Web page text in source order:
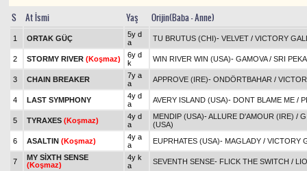
S At İsmi Yaş Orijin(Baba - Anne)
1 ORTAK GÜÇ
5y d
a
TU BRUTUS (CHI)- VELVET / VICTORY
2 STORMY RIVER (Koşmaz)
6y d
k
WIN RIVER WIN (USA)- GAMOVA/ SRI
3 CHAIN BREAKER
7y a
a
APPROVE (IRE)- ONDÖRTBAHAR /
4 LAST SYMPHONY
4y d
a
AVERY ISLAND (USA)- DONT BLAME ME /
5 TYRAXES (Koşmaz)
4y d
a
MENDIP (USA)-ALLURE D'AMOUR (IRE) /
(USA)
6
ASALTIN (Koşmaz)
4y a
a
EUPRHATES (USA)- MAGLADY / VICTORY
7
MY SİXTH SENSE
(Koşmaz)
4y k
a
SEVENTH SENSE- FLICK THE SWITCH /